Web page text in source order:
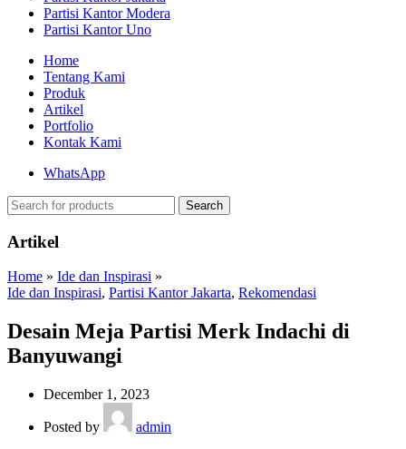
Partisi Kantor Modera
Partisi Kantor Uno
Home
Tentang Kami
Produk
Artikel
Portfolio
Kontak Kami
WhatsApp
Search
Artikel
Home » Ide dan Inspirasi »
Ide dan Inspirasi, Partisi Kantor Jakarta, Rekomendasi
Desain Meja Partisi Merk Indachi di
Banyuwangi
December 1, 2023
Posted by
admin